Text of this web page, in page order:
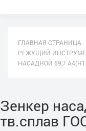
ГЛАВНАЯ СТРАНИЦА
РЕЖУЩИЙ
НАСАДНОЙ 69,7
Зенкер
тв.сплав